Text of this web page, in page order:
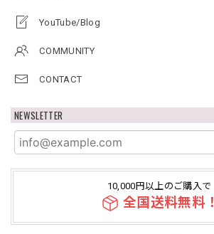
YouTube/Blog
COMMUNITY
CONTACT
NEWSLETTER
10,000円以上のご購入で
全国送料無料！